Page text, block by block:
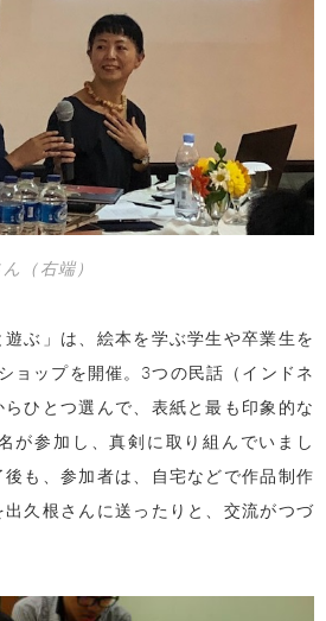
（右端）
ぶ」は、絵本を学ぶ学生や卒業生を
ョップを開催。3つの民話（インドネ
ひとつ選んで、表紙と最も印象的な
が参加し、真剣に取り組んでいまし
も、参加者は、自宅などで作品制作
久根さんに送ったりと、交流がつづ